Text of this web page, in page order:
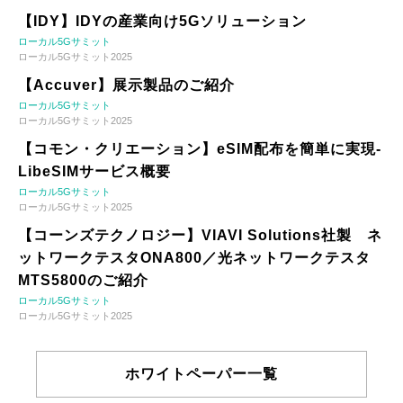
【IDY】IDYの産業向け5Gソリューション
ローカル5Gサミット
ローカル5Gサミット2025
【Accuver】展示製品のご紹介
ローカル5Gサミット
ローカル5Gサミット2025
【コモン・クリエーション】eSIM配布を簡単に実現-
LibeSIMサービス概要
ローカル5Gサミット
ローカル5Gサミット2025
【コーンズテクノロジー】VIAVI Solutions社製 ネ
ットワークテスタONA800／光ネットワークテスタ
MTS5800のご紹介
ローカル5Gサミット
ローカル5Gサミット2025
ホワイトペーパー一覧